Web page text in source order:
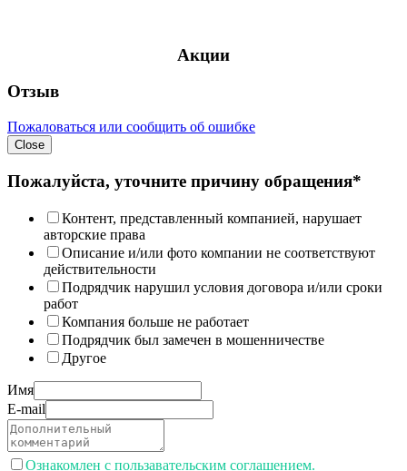
Акции
Отзыв
Пожаловаться или сообщить об ошибке
Close
Пожалуйста, уточните причину обращения*
Контент, представленный компанией, нарушает
авторские права
Описание и/или фото компании не соответствуют
действительности
Подрядчик нарушил условия договора и/или сроки
работ
Компания больше не работает
Подрядчик был замечен в мошенничестве
Другое
Имя
E-mail
Ознакомлен с пользавательским соглашением.